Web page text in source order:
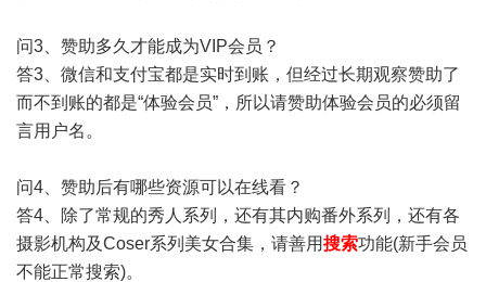
问3、赞助多久才能成为VIP会员？
答3、微信和支付宝都是实时到账，但经过长期观察赞助了
而不到账的都是“体验会员”，所以请赞助体验会员的必须留
言用户名。
问4、赞助后有哪些资源可以在线看？
答4、除了常规的秀人系列，还有其内购番外系列，还有各
摄影机构及Coser系列美女合集，请善用搜索功能(新手会员
不能正常搜索)。